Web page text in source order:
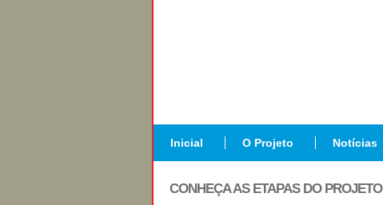
Inicial O Projeto Notícias
CONHEÇA AS ETAPAS DO PROJETO